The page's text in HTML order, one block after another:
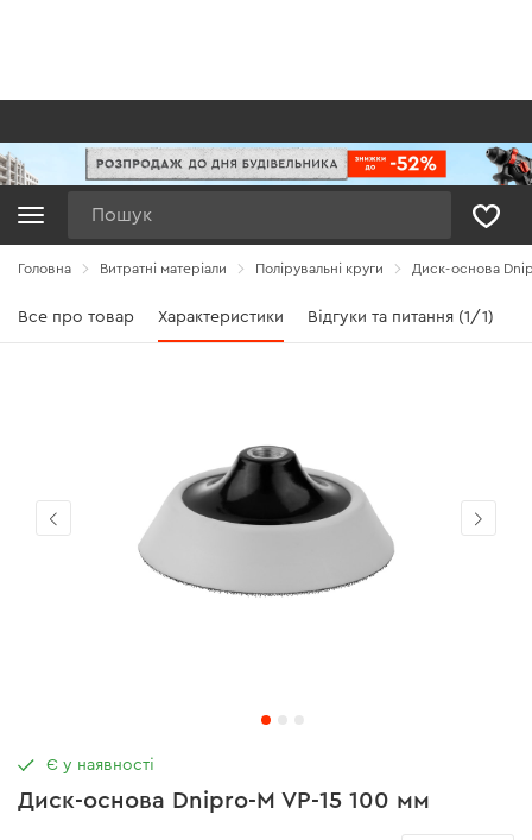
Головна Витратні матеріали Полірувальні круги Диск-основа
Все про товар Характеристики Відгуки та питання (1/1)
Диск-основа Dnipro-M VP-15 100 мм
Є у наявності